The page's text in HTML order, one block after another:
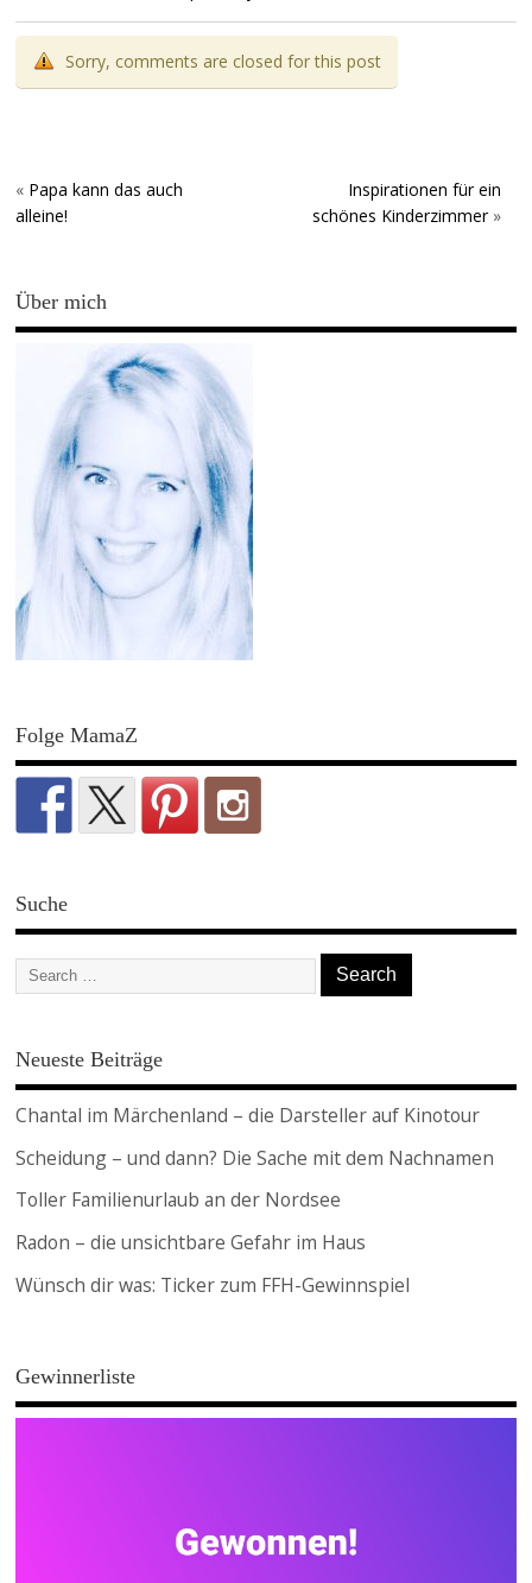
Sorry, comments are closed for this post
« Papa kann das auch
alleine!
Inspirationen für ein
schönes Kinderzimmer»
Über mich
Folge MamaZ
Suche
Neueste Beiträge
Chantal im Märchenland – die Darsteller auf Kinotour
Scheidung – und dann? Die Sache mit dem Nachnamen
Toller Familienurlaub an der Nordsee
Radon – die unsichtbare Gefahr im Haus
Wünsch dir was: Ticker zum FFH-Gewinnspiel
Gewinnerliste